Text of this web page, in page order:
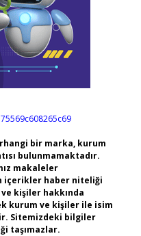
bir marka, kurum
bulunmamaktadır.
makaleler
içerikler haber niteliği
kişiler hakkında
kurum ve kişiler ile isim
Sitemizdeki bilgiler
taşımazlar.